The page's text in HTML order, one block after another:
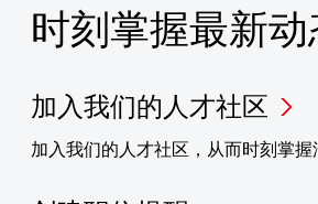
时刻掌握最新动
加入我们的人才社区
加入我们的人才社区，从而时刻掌握